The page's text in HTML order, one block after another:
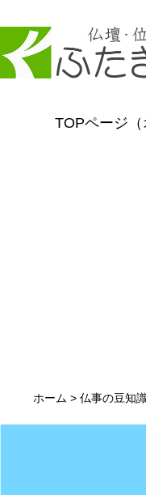
TOPページ（
ホーム > 仏事の豆知